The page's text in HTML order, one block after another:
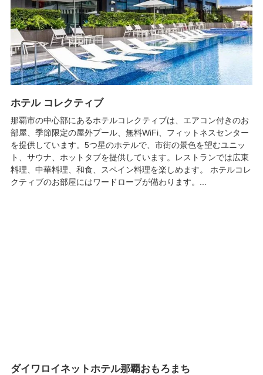
ホテル コレクティブ
那覇市の中心部にあるホテルコレクティブは、エアコン付きのお
部屋、季節限定の屋外プール、無料WiFi、フィットネスセンター
を提供しています。5つ星のホテルで、市街の景色を望むユニッ
ト、サウナ、ホットタブを提供しています。レストランでは広東
料理、中華料理、和食、スペイン料理を楽しめます。 ホテルコレ
クティブのお部屋にはワードローブが備わります。...
ダイワロイネットホテル那覇おもろまち